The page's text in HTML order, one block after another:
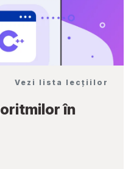
Vezi lista lecțiilor
în